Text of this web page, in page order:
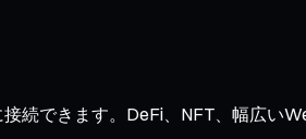
続できます。DeFi、NFT、幅広い